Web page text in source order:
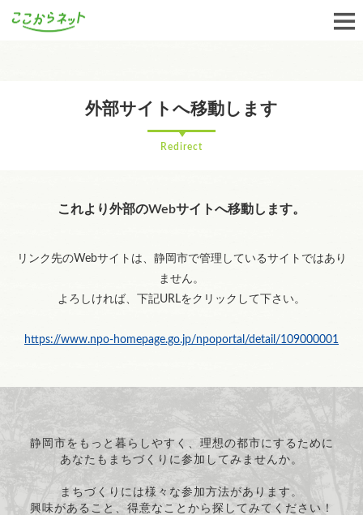
外部サイトへ移動します
Redirect
これより外部のWebサイトへ移動します。
リンク先のWebサイトは、静岡市で管理しているサイトではあり
ません。
よろしければ、下記URLをクリックして下さい。
https://www.npo-homepage.go.jp/npoportal/detail/109000001
静岡市をもっと暮らしやすく、理想の都市にするために
あなたもまちづくりに参加してみませんか。
まちづくりには様々な参加方法があります。
興味があること、得意なことから探してみてください！